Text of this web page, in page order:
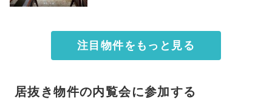
注目物件をもっと見る
居抜き物件の内覧会に参加する